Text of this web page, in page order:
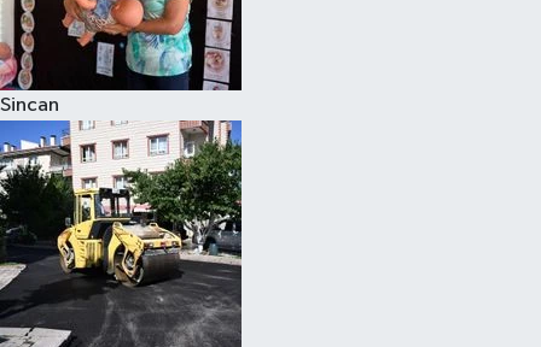
Sincan